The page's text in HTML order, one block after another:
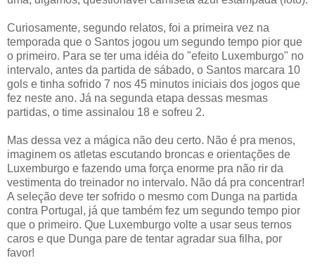
Curiosamente, segundo relatos, foi a primeira vez na
temporada que o Santos jogou um segundo tempo pior que
o primeiro. Para se ter uma idéia do "efeito Luxemburgo" no
intervalo, antes da partida de sábado, o Santos marcara 10
gols e tinha sofrido 7 nos 45 minutos iniciais dos jogos que
fez neste ano. Já na segunda etapa dessas mesmas
partidas, o time assinalou 18 e sofreu 2.
Mas dessa vez a mágica não deu certo. Não é pra menos,
imaginem os atletas escutando broncas e orientações de
Luxemburgo e fazendo uma força enorme pra não rir da
vestimenta do treinador no intervalo. Não dá pra concentrar!
A seleção deve ter sofrido o mesmo com Dunga na partida
contra Portugal, já que também fez um segundo tempo pior
que o primeiro. Que Luxemburgo volte a usar seus ternos
caros e que Dunga pare de tentar agradar sua filha, por
favor!